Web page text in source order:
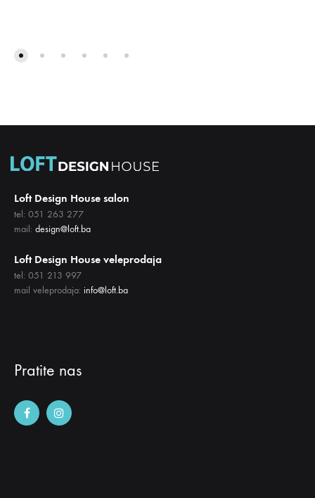
Loft Design House salon
tel: 051 263 277
mail: design@loft.ba
Loft Design House veleprodaja
tel: 051 213 997
mail veleprodaja: info@loft.ba
Pratite nas